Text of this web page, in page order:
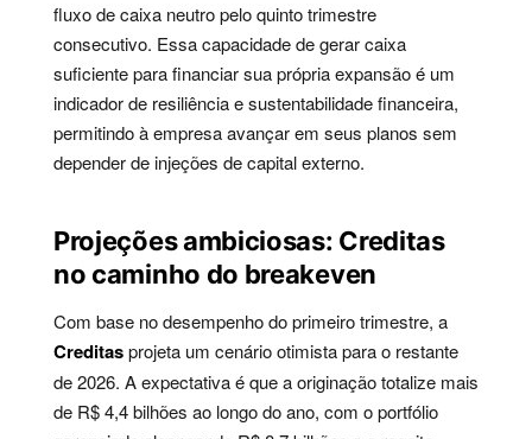
fluxo de caixa neutro pelo quinto trimestre
consecutivo. Essa capacidade de gerar caixa
suficiente para financiar sua própria expansão é um
indicador de resiliência e sustentabilidade financeira,
permitindo à empresa avançar em seus planos sem
depender de injeções de capital externo.
Projeções ambiciosas: Creditas
no caminho do breakeven
Com base no desempenho do primeiro trimestre, a
Creditasprojeta um cenário otimista para o restante
de 2026. A expectativa é que a originação totalize mais
de R$ 4,4 bilhões ao longo do ano, com o portfólio